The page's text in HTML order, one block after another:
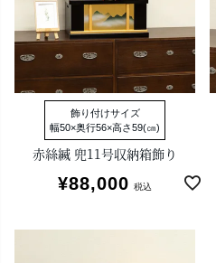
飾り付けサイズ
幅50×奥行56×高さ59(㎝)
赤絲縅 兜11号収納箱飾り
¥88,000 税込